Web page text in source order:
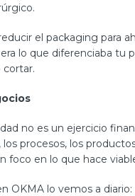
el packaging para
lo que diferenciaba tu
cortar.
no es un ejercicio
procesos, los
foco en lo que hace
OKMA lo vemos a